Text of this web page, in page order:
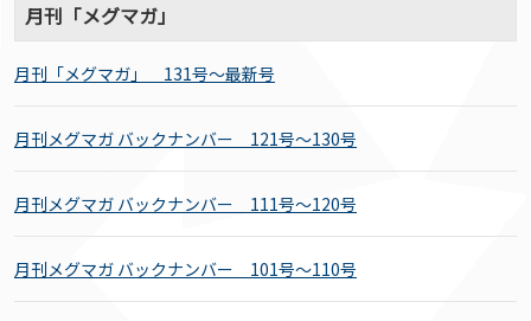
月刊「メグマガ」
月刊「メグマガ」 131号～最新号
月刊メグマガ バックナンバー 121号～130号
月刊メグマガ バックナンバー 111号～120号
月刊メグマガ バックナンバー 101号～110号